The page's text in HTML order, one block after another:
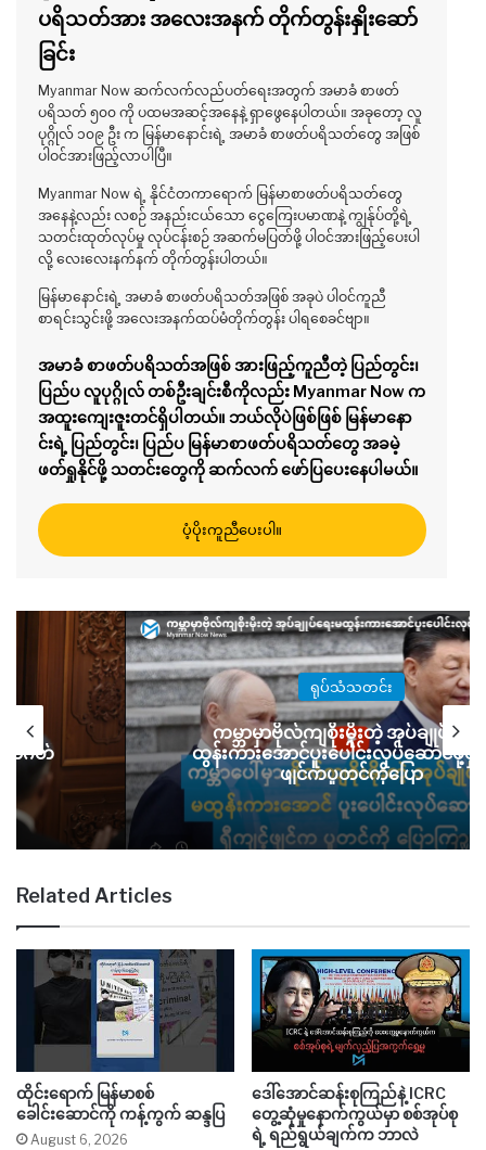
ပရိသတ်အား အလေးအနက် တိုက်တွန်းနှိုးဆော်
ခြင်း
Myanmar Now ဆက်လက်လည်ပတ်ရေးအတွက် အမာခံ စာဖတ်
ပရိသတ် ၅၀၀ ကို ပထမအဆင့်အနေနဲ့ ရှာဖွေနေပါတယ်။ အခုတော့ လူ
ပုဂ္ဂိုလ် ၁၀၉ ဦး က မြန်မာနောင်းရဲ့ အမာခံ စာဖတ်ပရိသတ်တွေ အဖြစ်
ပါဝင်အားဖြည့်လာပါပြီ။
Myanmar Now ရဲ့ နိုင်ငံတကာရောက် မြန်မာစာဖတ်ပရိသတ်တွေ
အနေနဲ့လည်း လစဉ် အနည်းငယ်သော ငွေကြေးပမာဏနဲ့ ကျွန်ုပ်တို့ရဲ့
သတင်းထုတ်လုပ်မှု လုပ်ငန်းစဉ် အဆက်မပြတ်ဖို့ ပါဝင်အားဖြည့်ပေးပါ
လို့ လေးလေးနက်နက် တိုက်တွန်းပါတယ်။
မြန်မာနောင်းရဲ့ အမာခံ စာဖတ်ပရိသတ်အဖြစ် အခုပဲ ပါဝင်ကူညီ
စာရင်းသွင်းဖို့ အလေးအနက်ထပ်မံတိုက်တွန်း ပါရစေခင်ဗျာ။
အမာခံ စာဖတ်ပရိသတ်အဖြစ် အားဖြည့်ကူညီတဲ့ ပြည်တွင်း၊
ပြည်ပ လူပုဂ္ဂိုလ် တစ်ဦးချင်းစီကိုလည်း Myanmar Now က
အထူးကျေးဇူးတင်ရှိပါတယ်။ ဘယ်လိုပဲဖြစ်ဖြစ် မြန်မာနော
င်းရဲ့ ပြည်တွင်း၊ ပြည်ပ မြန်မာစာဖတ်ပရိသတ်တွေ အခမဲ့
ဖတ်ရှုနိုင်ဖို့ သတင်းတွေကို ဆက်လက် ဖော်ပြပေးနေပါမယ်။
ပံ့ပိုးကူညီပေးပါ။
နာဂတ်
ရုပ်သံသတင်း
ကမ္ဘာမှာဗိုလ်ကျစိုးမိုးတဲ့ အုပ်ချုပ်ရေး
ထွန်းကားအောင်ပူးပေါင်းလုပ်ဆောင်ဖို့ရှီ
ဖျင်ကပူတင်ကိုပြော
Related Articles
ထိုင်းရောက် မြန်မာစစ်
ခေါင်းဆောင်ကို ကန့်ကွက် ဆန္ဒပြ
August 6, 2026
ဒေါ်အောင်ဆန်းစုကြည်နဲ့ ICRC
တွေ့ဆုံမှုနောက်ကွယ်မှာ စစ်အုပ်စု
ရဲ့ ရည်ရွယ်ချက်က ဘာလဲ